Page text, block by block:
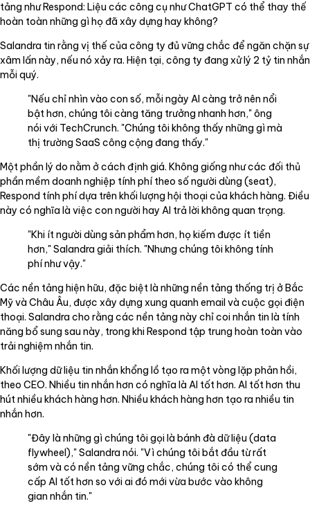
tảng như Respond: Liệu các công cụ như ChatGPT có thể thay thế
hoàn toàn những gì họ đã xây dựng hay không?
Salandra tin rằng vị thế của công ty đủ vững chắc để ngăn chặn sự
xâm lấn này, nếu nó xảy ra. Hiện tại, công ty đang xử lý 2 tỷ tin nhắn
mỗi quý.
"Nếu chỉ nhìn vào con số, mỗi ngày AI càng trở nên nổi
bật hơn, chúng tôi càng tăng trưởng nhanh hơn," ông
nói với TechCrunch. "Chúng tôi không thấy những gì mà
thị trường SaaS công cộng đang thấy."
Một phần lý do nằm ở cách định giá. Không giống như các đối thủ
phần mềm doanh nghiệp tính phí theo số người dùng (seat),
Respond tính phí dựa trên khối lượng hội thoại của khách hàng. Điều
này có nghĩa là việc con người hay AI trả lời không quan trọng.
"Khi ít người dùng sản phẩm hơn, họ kiếm được ít tiền
hơn," Salandra giải thích. "Nhưng chúng tôi không tính
phí như vậy."
Các nền tảng hiện hữu, đặc biệt là những nền tảng thống trị ở Bắc
Mỹ và Châu Âu, được xây dựng xung quanh email và cuộc gọi điện
thoại. Salandra cho rằng các nền tảng này chỉ coi nhắn tin là tính
năng bổ sung sau này, trong khi Respond tập trung hoàn toàn vào
trải nghiệm nhắn tin.
Khối lượng dữ liệu tin nhắn khổng lồ tạo ra một vòng lặp phản hồi,
theo CEO. Nhiều tin nhắn hơn có nghĩa là AI tốt hơn. AI tốt hơn thu
hút nhiều khách hàng hơn. Nhiều khách hàng hơn tạo ra nhiều tin
nhắn hơn.
"Đây là những gì chúng tôi gọi là bánh đà dữ liệu (data
flywheel)," Salandra nói. "Vì chúng tôi bắt đầu từ rất
sớm và có nền tảng vững chắc, chúng tôi có thể cung
cấp AI tốt hơn so với ai đó mới vừa bước vào không
gian nhắn tin."